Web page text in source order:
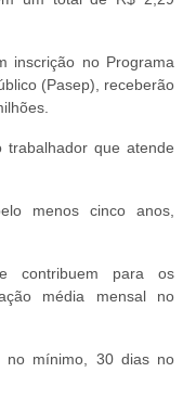
inscrição no Programa
(Pasep), receberão
que atende
menos cinco anos,
contribuem para os
média mensal no
no mínimo, 30 dias no